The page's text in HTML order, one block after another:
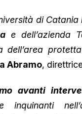
di
e dell’azienda
Abramo,
avanti
inquinanti